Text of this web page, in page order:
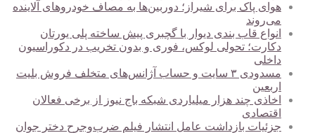
هوای پاک برای شیراز؛ دوربین‌ها به مصاف خودروهای آلاینده
می‌روند
انواع قاب بندی دیوار با گچبری پیش ساخته پلی یورتان
دکارت؛ تحولی لوکس، فوری و بدون تخریب در دکوراسیون
داخلی
مسدودی ۳ سایت و حساب آژانس‌های متخلف فروش بلیت
اربعین
اخاذی چند هزار میلیاردی شبکه باج نیوز از برخی فعالان
اقتصادی
جزئیات بازداشت عامل انتشار فیلم ضرب‌وجرح دختر جوان